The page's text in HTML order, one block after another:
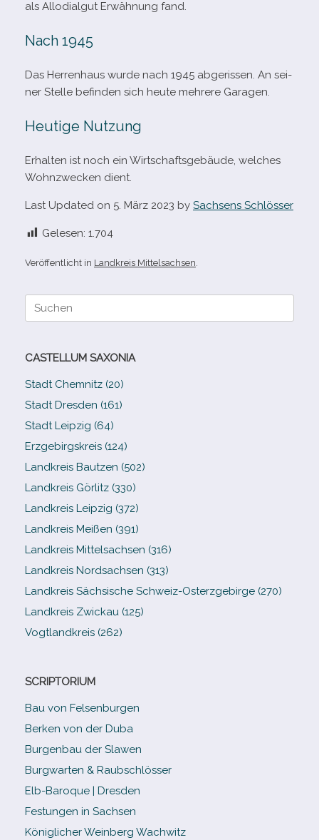
als Allodialgut Erwähnung fand.
Nach 1945
Das Herrenhaus wurde nach 1945 abge­ris­sen. An sei­
ner Stelle befin­den sich heute meh­rere Garagen.
Heutige Nutzung
Erhalten ist noch ein Wirtschaftsgebäude, wel­ches
Wohnzwecken dient.
Last Updated on 5. März 2023 by Sachsens Schlösser
Gelesen: 1.704
Veröffentlicht in Landkreis Mittelsachsen
Suche
CASTELLUM SAXONIA
Stadt Chemnitz (20)
Stadt Dresden (161)
Stadt Leipzig (64)
Erzgebirgskreis (124)
Landkreis Bautzen (502)
Landkreis Görlitz (330)
Landkreis Leipzig (372)
Landkreis Meißen (391)
Landkreis Mittelsachsen (316)
Landkreis Nordsachsen (313)
Landkreis Sächsische Schweiz-​Osterzgebirge (270)
Landkreis Zwickau (125)
Vogtlandkreis (262)
SCRIPTORIUM
Bau von Felsenburgen
Berken von der Duba
Burgenbau der Slawen
Burgwarten & Raubschlösser
Elb-​Baroque | Dresden
Festungen in Sachsen
Königlicher Weinberg Wachwitz